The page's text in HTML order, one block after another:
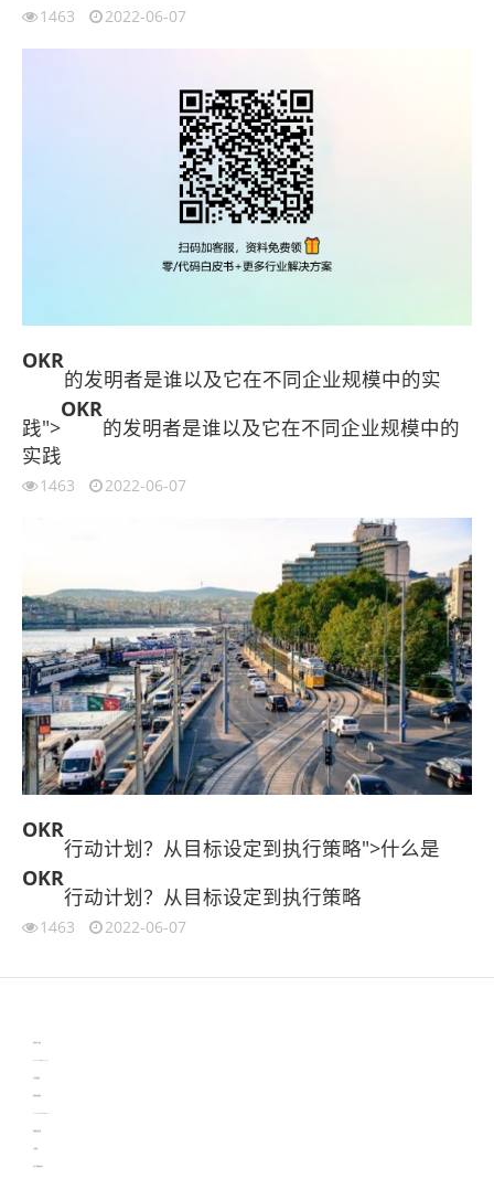
1463 2022-06-07
OKR
的发明者是谁以及它在不同企业规模中的实
践">
OKR
的发明者是谁以及它在不同企业规模中的
实践
1463 2022-06-07
OKR
行动计划？从目标设定到执行策略">什么是
OKR
行动计划？从目标设定到执行策略
1463 2022-06-07